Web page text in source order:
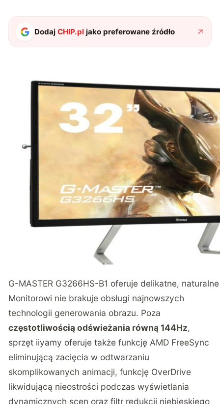
DodajCHIP.pl jako preferowane źródło
G-MASTER G3266HS-B1 oferuje delikatne,
Monitorowi nie brakuje obsługi najnowszych
technologii generowania obrazu. Poza
częstotliwością odświeżania równą 144Hz,
sprzęt iiyamy oferuje także funkcję AMD FreeSync
eliminującą zacięcia w odtwarzaniu
skomplikowanych animacji, funkcję OverDrive
likwidującą nieostrości podczas wyświetlania
dynamicznych scen oraz filtr redukcji niebieskiego